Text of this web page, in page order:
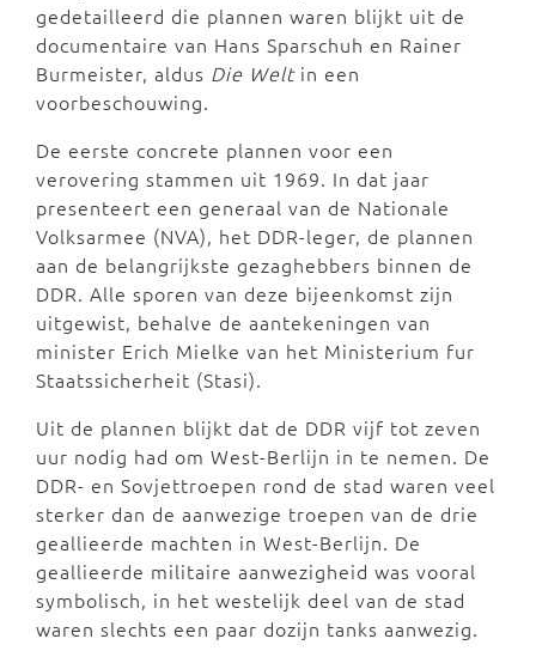
gedetailleerd die plannen waren blijkt uit de
documentaire van Hans Sparschuh en Rainer
Burmeister, aldus Die Weltin een
voorbeschouwing.
De eerste concrete plannen voor een
verovering stammen uit 1969. In dat jaar
presenteert een generaal van de Nationale
Volksarmee (NVA), het DDR-leger, de plannen
aan de belangrijkste gezaghebbers binnen de
DDR. Alle sporen van deze bijeenkomst zijn
uitgewist, behalve de aantekeningen van
minister Erich Mielke van het Ministerium fur
Staatssicherheit (Stasi).
Uit de plannen blijkt dat de DDR vijf tot zeven
uur nodig had om West-Berlijn in te nemen. De
DDR- en Sovjettroepen rond de stad waren veel
sterker dan de aanwezige troepen van de drie
geallieerde machten in West-Berlijn. De
geallieerde militaire aanwezigheid was vooral
symbolisch, in het westelijk deel van de stad
waren slechts een paar dozijn tanks aanwezig.